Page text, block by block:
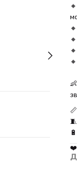
❤️